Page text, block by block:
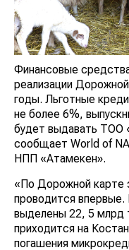
Финансовые
реализации
годы. Льготные
не более 6%,
будет выдавать
сообщает World of
НПП «Атамекен».
«По Дорожной карте
проводится впервые.
выделены 22, 5 млрд
приходится на
погашения